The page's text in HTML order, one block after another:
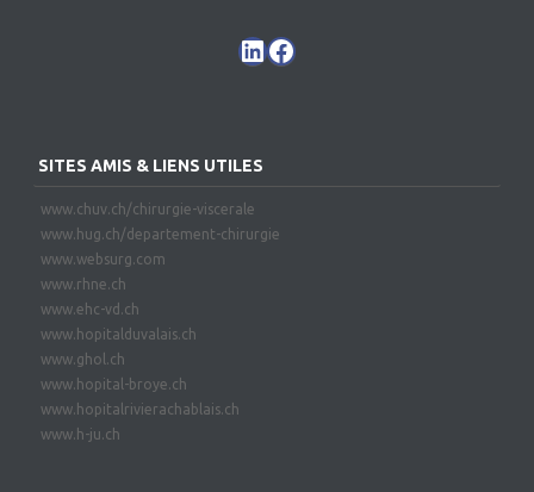
SITES AMIS & LIENS UTILES
www.chuv.ch/chirurgie-viscerale
www.hug.ch/departement-chirurgie
www.websurg.com
www.rhne.ch
www.ehc-vd.ch
www.hopitalduvalais.ch
www.ghol.ch
www.hopital-broye.ch
www.hopitalrivierachablais.ch
www.h-ju.ch